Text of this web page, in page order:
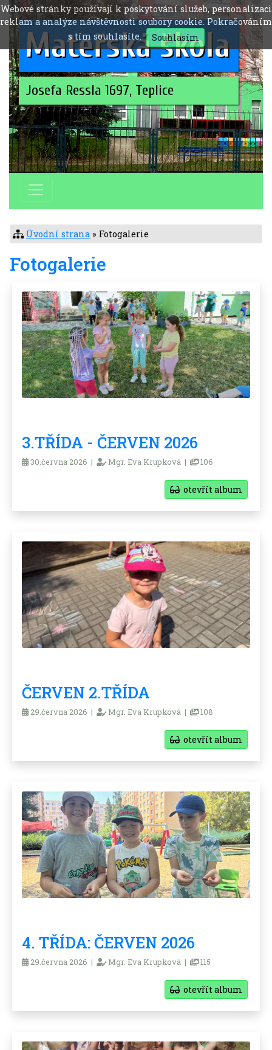
Mateřská škola
Josefa Ressla 1697, Teplice
Úvodní strana » Fotogalerie
Fotogalerie
3.TŘÍDA - ČERVEN 2026
30.června 2026 | Mgr. Eva Krupková | 106
otevřít album
ČERVEN 2.TŘÍDA
29.června 2026 | Mgr. Eva Krupková | 108
otevřít album
4. TŘÍDA: ČERVEN 2026
29.června 2026 | Mgr. Eva Krupková | 115
otevřít album
Webové stránky používají k poskytování služeb, personalizaci
reklam a analýze návštěvnosti soubory cookie. Pokračováním
s tím souhlasíte.
Souhlasím